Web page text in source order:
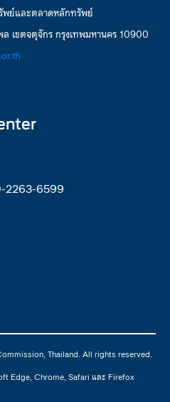
พย์และตลาดหลักทรัพย์
เขตจตุจักร กรุงเทพมหานคร 10900
6599
Thailand. All rights reserved.
Edge, Chrome, Safari และ Firefox